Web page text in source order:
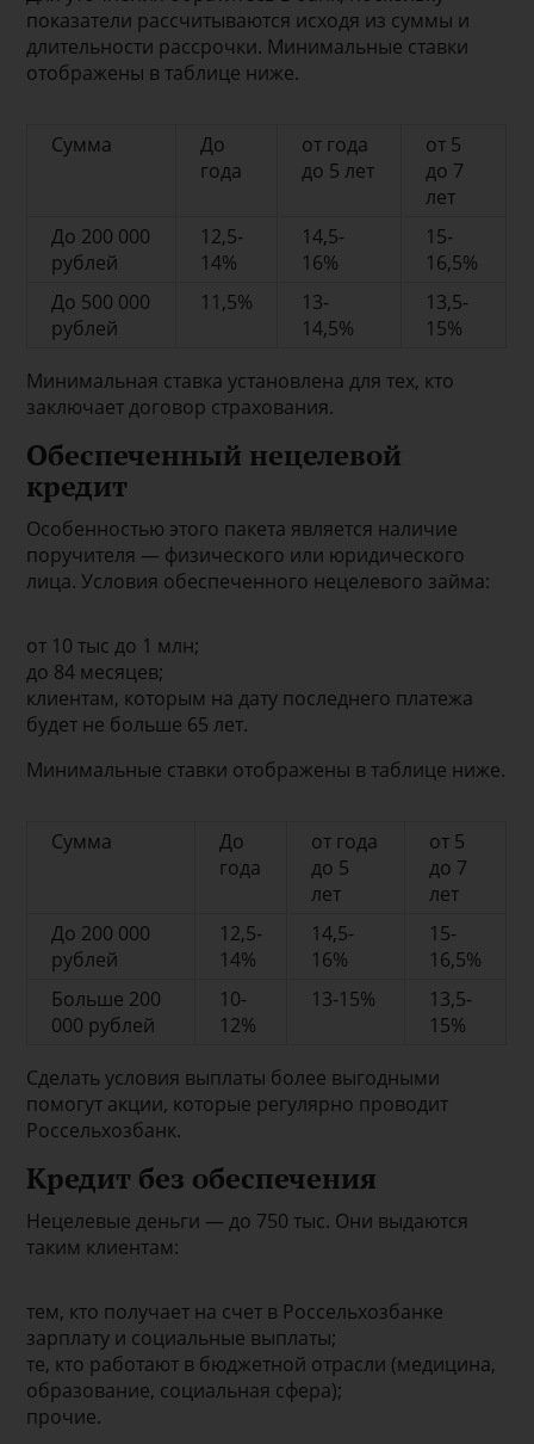
показатели рассчитываются исходя из суммы и
длительности рассрочки. Минимальные ставки
отображены в таблице ниже.
Сумма
До
года
от года
до 5 лет
от 5
до 7
лет
До 200 000
рублей
12,5-
14%
14,5-
16%
15-
16,5%
До 500 000
рублей
11,5%
13-
14,5%
13,5-
15%
Минимальная ставка установлена для тех, кто
заключает договор страхования.
Обеспеченный нецелевой
кредит
Особенностью этого пакета является наличие
поручителя — физического или юридического
лица. Условия обеспеченного нецелевого займа:
от 10 тыс до 1 млн;
до 84 месяцев;
клиентам, которым на дату последнего платежа
будет не больше 65 лет.
Минимальные ставки отображены в таблице ниже.
Сумма
До
года
от года
до 5
лет
от 5
до 7
лет
До 200 000
рублей
12,5-
14%
14,5-
16%
15-
16,5%
Больше 200
000 рублей
10-
12%
13-15%
13,5-
15%
Сделать условия выплаты более выгодными
помогут акции, которые регулярно проводит
Россельхозбанк.
Кредит без обеспечения
Нецелевые деньги — до 750 тыс. Они выдаются
таким клиентам:
тем, кто получает на счет в Россельхозбанке
зарплату и социальные выплаты;
те, кто работают в бюджетной отрасли (медицина,
образование, социальная сфера);
прочие.